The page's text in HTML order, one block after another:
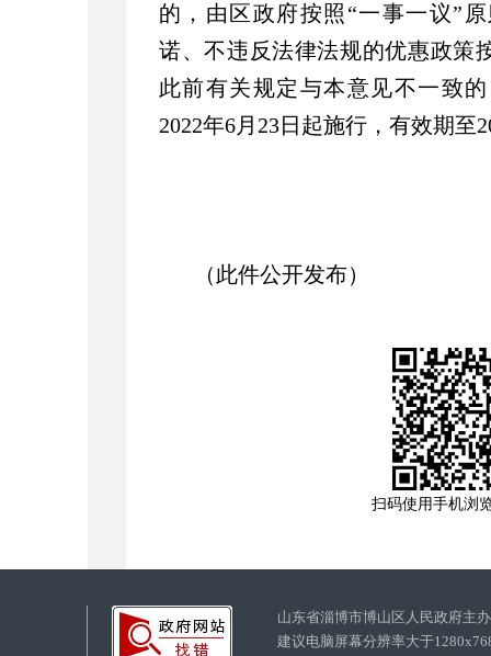
的，由区政府按照“一事一议”
诺、不违反法律法规的优惠政策
此前有关规定与本意见不一致
2022年6月23日起施行，有效期至
（此件公开发布）
扫码使用手机浏
山东省淄博市博山区人民政府
建议电脑屏幕分辨率大于